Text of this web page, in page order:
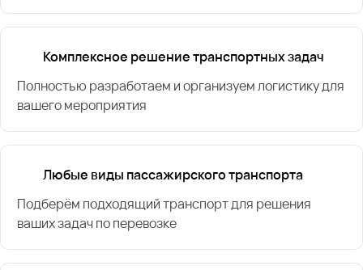
Комплексное решение транспортных задач
Полностью разработаем и организуем логистику для
вашего мероприятия
Любые виды пассажирского транспорта
Подберём подходящий транспорт для решения
ваших задач по перевозке